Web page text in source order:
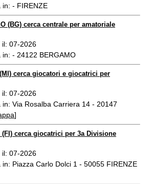
in: - FIRENZE
(BG) cerca centrale per amatoriale
il: 07-2026
- 24122 BERGAMO
cerca giocatori e giocatrici per
il: 07-2026
Via Rosalba Carriera 14 - 20147
]
(FI) cerca giocatrici per 3a Divisione
il: 07-2026
Piazza Carlo Dolci 1 - 50055 FIRENZE